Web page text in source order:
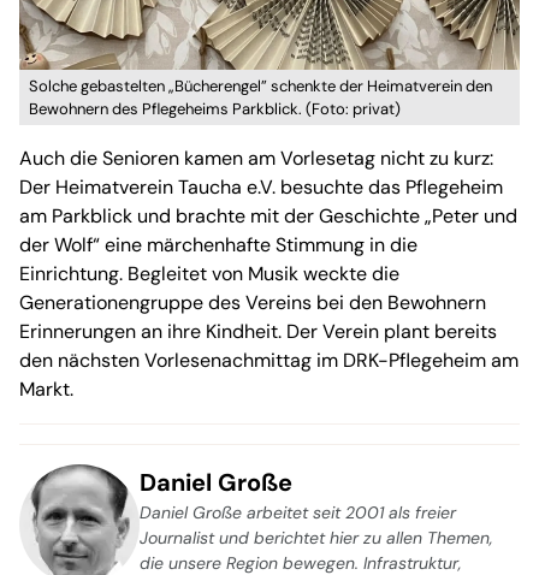
Solche gebastelten „Bücherengel” schenkte der Heimatverein den
Bewohnern des Pflegeheims Parkblick. (Foto: privat)
Auch die Senioren kamen am Vorlesetag nicht zu kurz:
Der Heimatverein Taucha e.V. besuchte das Pflegeheim
am Parkblick und brachte mit der Geschichte „Peter und
der Wolf“ eine märchenhafte Stimmung in die
Einrichtung. Begleitet von Musik weckte die
Generationengruppe des Vereins bei den Bewohnern
Erinnerungen an ihre Kindheit. Der Verein plant bereits
den nächsten Vorlesenachmittag im DRK-Pflegeheim am
Markt.
Daniel Große
Daniel Große arbeitet seit 2001 als freier
Journalist und berichtet hier zu allen Themen,
die unsere Region bewegen. Infrastruktur,